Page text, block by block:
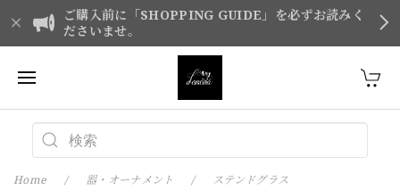
ご購入前に「SHOPPING GUIDE」を必ずお読みく
ださいませ。
Home 器・オーナメント ステンドグラス